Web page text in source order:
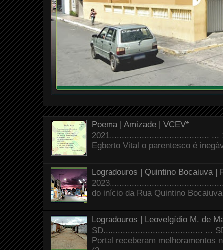
Poema | Amizade | VCEV*
2021........................................ ...
Egberto Vital o parentesco é
Logradouros | Quintino Bocaiuva |
do início da Rua Quintino
Logradouros | Leovelgídio M. de
SD........................................ ...
Portal receberam melhoramentos